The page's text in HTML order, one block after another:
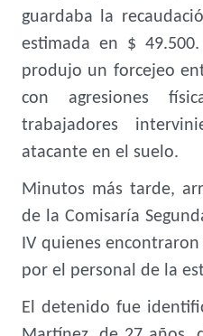
guardaba la
estimada en $
produjo un forcejeo
con agresiones
trabajadores
atacante en el suelo.
Minutos más tarde,
de la Comisaría
IV quienes
por el personal de la
El detenido fue